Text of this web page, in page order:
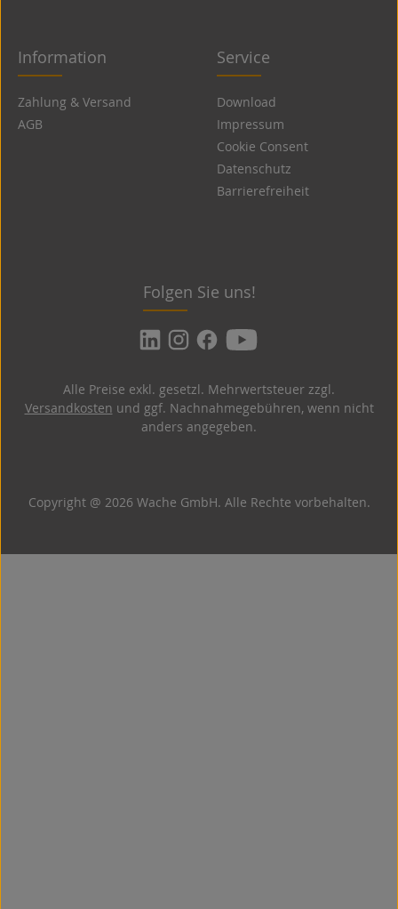
Information
Zahlung & Versand
AGB
Service
Download
Impressum
Cookie Consent
Datenschutz
Barrierefreiheit
Folgen Sie uns!
Copyright @ 2026 Wache GmbH. Alle Rechte vorbehalten.
Alle Preise exkl. gesetzl. Mehrwertsteuer zzgl.
Versandkosten und ggf. Nachnahmegebühren, wenn nicht
anders angegeben.